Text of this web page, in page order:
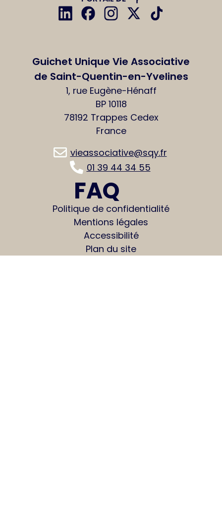
Guichet Unique Vie Associative
de Saint-Quentin-en-Yvelines
1, rue Eugène-Hénaff
BP 10118
78192 Trappes Cedex
France
vieassociative@sqy.fr
01 39 44 34 55
FAQ
Politique de confidentialité
Mentions légales
Accessibilité
Plan du site